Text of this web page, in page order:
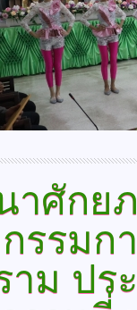
าศักย
รรมก
าม ป